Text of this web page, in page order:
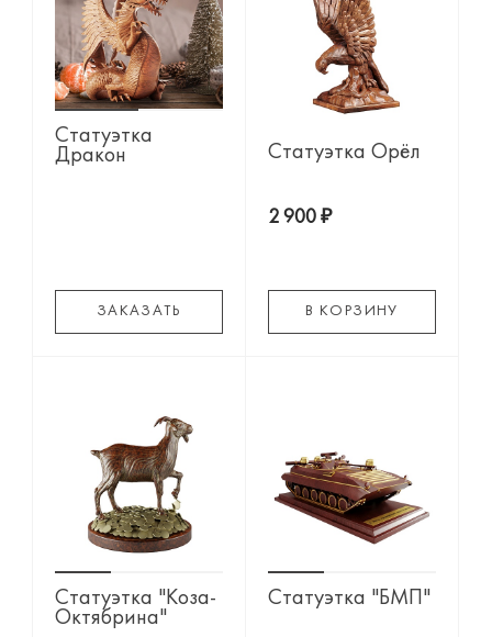
Статуэтка
Дракон
ЗАКАЗАТЬ
Статуэтка Орёл
2 900 ₽
В КОРЗИНУ
Статуэтка "Коза-
Октябрина"
Статуэтка "БМП"